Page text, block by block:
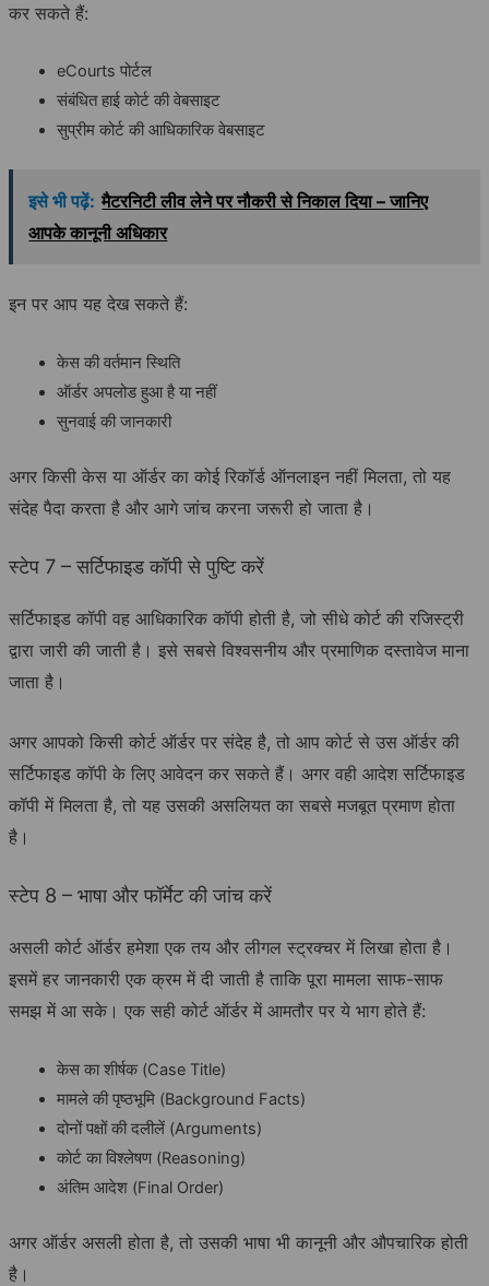
कर सकते हैं:
eCourts पोर्टल
संबंधित हाई कोर्ट की वेबसाइट
सुप्रीम कोर्ट की आधिकारिक वेबसाइट
इसे भी पढ़ें: मैटरनिटी लीव लेने पर नौकरी से निकाल दिया – जानिए
आपके कानूनी अधिकार
इन पर आप यह देख सकते हैं:
केस की वर्तमान स्थिति
ऑर्डर अपलोड हुआ है या नहीं
सुनवाई की जानकारी
अगर किसी केस या ऑर्डर का कोई रिकॉर्ड ऑनलाइन नहीं मिलता, तो यह
संदेह पैदा करता है और आगे जांच करना जरूरी हो जाता है।
स्टेप 7 – सर्टिफाइड कॉपी से पुष्टि करें
सर्टिफाइड कॉपी वह आधिकारिक कॉपी होती है, जो सीधे कोर्ट की रजिस्ट्री
द्वारा जारी की जाती है। इसे सबसे विश्वसनीय और प्रमाणिक दस्तावेज माना
जाता है।
अगर आपको किसी कोर्ट ऑर्डर पर संदेह है, तो आप कोर्ट से उस ऑर्डर की
सर्टिफाइड कॉपी के लिए आवेदन कर सकते हैं। अगर वही आदेश सर्टिफाइड
कॉपी में मिलता है, तो यह उसकी असलियत का सबसे मजबूत प्रमाण होता
है।
स्टेप 8 – भाषा और फॉर्मेट की जांच करें
असली कोर्ट ऑर्डर हमेशा एक तय और लीगल स्ट्रक्चर में लिखा होता है।
इसमें हर जानकारी एक क्रम में दी जाती है ताकि पूरा मामला साफ-साफ
समझ में आ सके। एक सही कोर्ट ऑर्डर में आमतौर पर ये भाग होते हैं:
केस का शीर्षक (Case Title)
मामले की पृष्ठभूमि (Background Facts)
दोनों पक्षों की दलीलें (Arguments)
कोर्ट का विश्लेषण (Reasoning)
अंतिम आदेश (Final Order)
अगर ऑर्डर असली होता है, तो उसकी भाषा भी कानूनी और औपचारिक होती
है।